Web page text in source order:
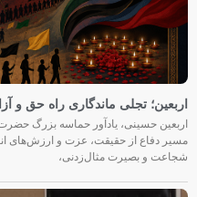
اربعین؛ تجلی ماندگاری راه حق و
اربعین حسینی، یادآور حماسه بزرگ حضرت
مسیر دفاع از حقیقت، عزت و ارزش‌های
شجاعت و بصیرت مثال‌زدنی،